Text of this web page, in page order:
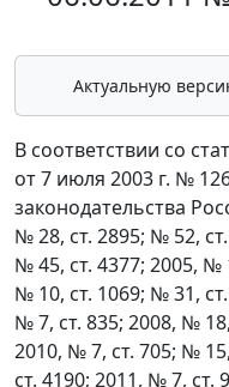
Актуальную
В соответствии со
от 7 июля 2003 г. №
законодательства
№ 28, ст. 2895; № 52,
№ 45, ст. 4377; 2005, №
№ 10, ст. 1069; № 31,
№ 7, ст. 835; 2008, №
2010, № 7, ст. 705; №
ст. 4190; 2011, № 7, ст.